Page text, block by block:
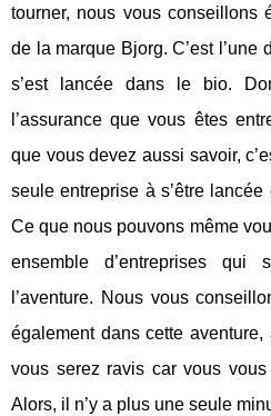
tourner, nous vous conseillons
de la marque Bjorg. C’est l’une
s’est lancée dans le bio.
l’assurance que vous êtes
que vous devez aussi savoir,
seule entreprise à s’être
Ce que nous pouvons même
ensemble d’entreprises qui
l’aventure. Nous vous
également dans cette aventure,
vous serez ravis car vous
Alors, il n’y a plus une seule